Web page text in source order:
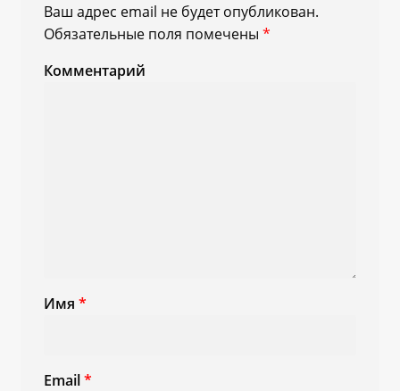
Ваш адрес email не будет опубликован.
Обязательные поля помечены *
Комментарий
Имя *
Email*